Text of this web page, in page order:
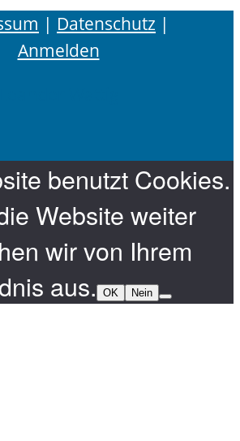
| Datenschutz |
Anmelden
benutzt Cookies.
Website weiter
wir von Ihrem
aus.
OK Nein